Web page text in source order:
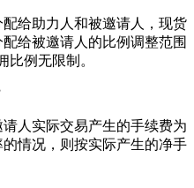
给助力人和被邀请人，现货
给被邀请人的比例调整范围
比例无限制。
人实际交易产生的手续费为
情况，则按实际产生的净手